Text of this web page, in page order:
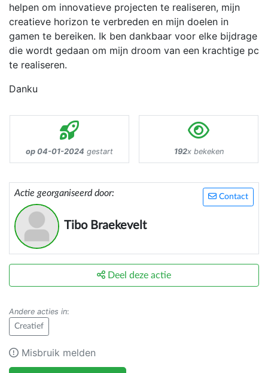
helpen om innovatieve projecten te realiseren, mijn
creatieve horizon te verbreden en mijn doelen in
gamen te bereiken. Ik ben dankbaar voor elke bijdrage
die wordt gedaan om mijn droom van een krachtige pc
te realiseren.
Danku
op 04-01-2024 gestart 192x bekeken
Contact
Actie georganiseerd door:
Tibo Braekevelt
Deel deze actie
Andere acties in:
Creatief
Misbruik melden